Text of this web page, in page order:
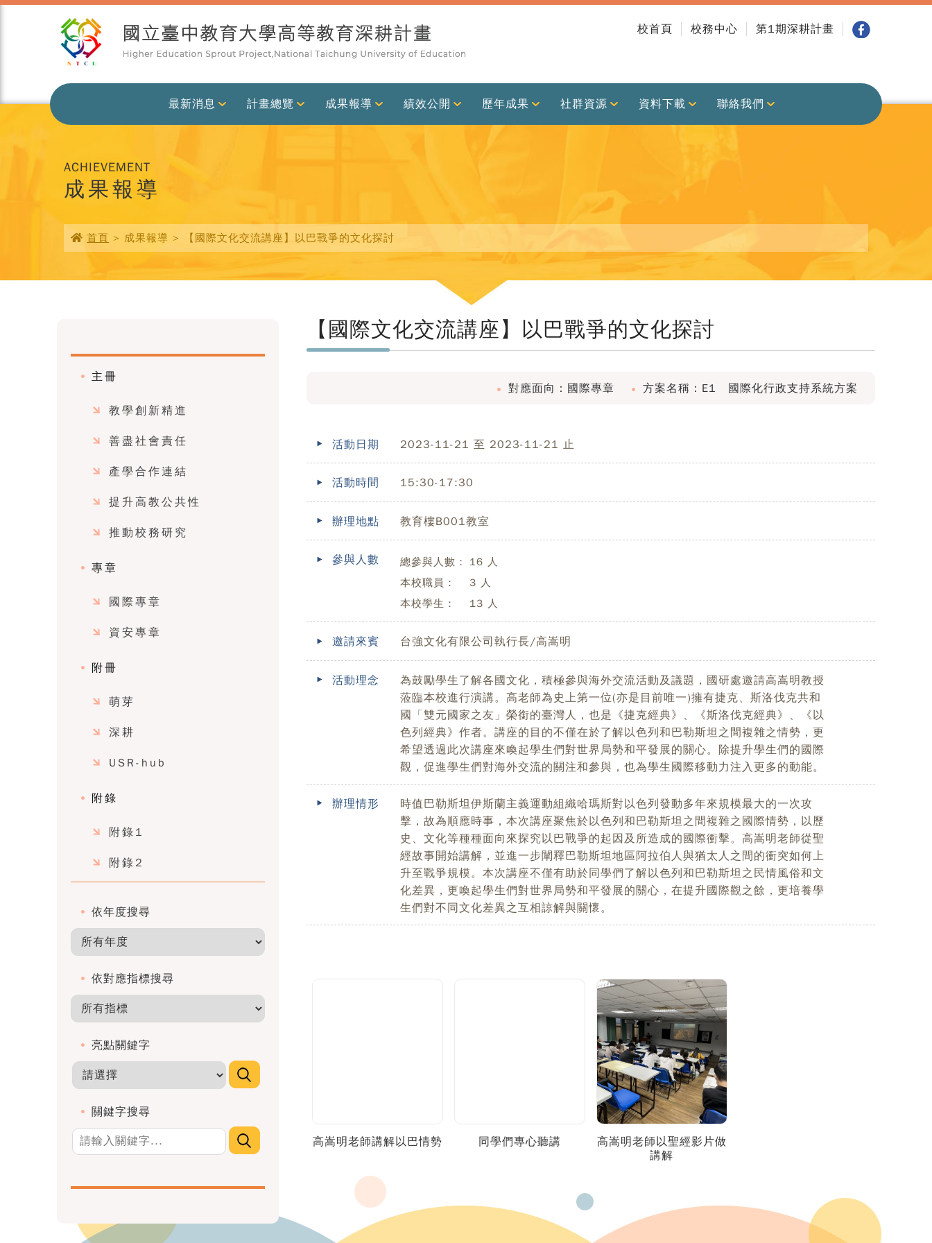
校首頁 校務中心 第1期深耕計畫
最新消息 計畫總覽 成果報導 績效公開 歷年成果 社群資源 資料下載 聯絡我們
ACHIEVEMENT
成果報導
首頁 > 成果報導 > 【國際文化交流講座】以巴戰爭的文化探討
主冊
教學創新精進
善盡社會責任
產學合作連結
提升高教公共性
推動校務研究
專章
國際專章
資安專章
附冊
萌芽
深耕
USR-hub
附錄
附錄1
附錄2
依年度搜尋
依對應指標搜尋
亮點關鍵字
關鍵字搜尋
【國際文化交流講座】以巴戰爭的文化探討
對應面向：國際專章 方案名稱：E1 國際化行政支持系統方案
活動日期 2023-11-21 至 2023-11-21 止
活動時間 15:30-17:30
辦理地點 教育樓B001教室
參與人數 總參與人數：
16 人
本校職員：
3 人
本校學生：
13 人
邀請來賓 台強文化有限公司執行長/高嵩明
活動理念
為鼓勵學生了解各國文化，積極參與海外交流活動及議題，國研處邀請高嵩明教授
蒞臨本校進行演講。高老師為史上第一位(亦是目前唯一)擁有捷克、斯洛伐克共和
國「雙元國家之友」榮銜的臺灣人，也是《捷克經典》、《斯洛伐克經典》、《以
色列經典》作者。講座的目的不僅在於了解以色列和巴勒斯坦之間複雜之情勢，更
希望透過此次講座來喚起學生們對世界局勢和平發展的關心。除提升學生們的國際
觀，促進學生們對海外交流的關注和參與，也為學生國際移動力注入更多的動能。
辦理情形
時值巴勒斯坦伊斯蘭主義運動組織哈瑪斯對以色列發動多年來規模最大的一次攻
擊，故為順應時事，本次講座聚焦於以色列和巴勒斯坦之間複雜之國際情勢，以歷
史、文化等種種面向來探究以巴戰爭的起因及所造成的國際衝擊。高嵩明老師從聖
經故事開始講解，並進一步闡釋巴勒斯坦地區阿拉伯人與猶太人之間的衝突如何上
升至戰爭規模。本次講座不僅有助於同學們了解以色列和巴勒斯坦之民情風俗和文
化差異，更喚起學生們對世界局勢和平發展的關心，在提升國際觀之餘，更培養學
生們對不同文化差異之互相諒解與關懷。
高嵩明老師講解以巴情勢 同學們專心聽講
高嵩明老師以聖經影片做
講解